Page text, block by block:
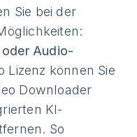
Sie bei der
Audio-
Lizenz können Sie
Downloader
KI-
So